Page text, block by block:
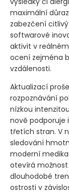
maximální
zabezčení
softwarové
aktivit v
ocení zejména
vzdálenosti.
Aktualizací
rozpoznávání
nízkou
nově podporuje
třetích stran. V
sledování
moderní
otevírá
dlouhodobé
ostrosti v